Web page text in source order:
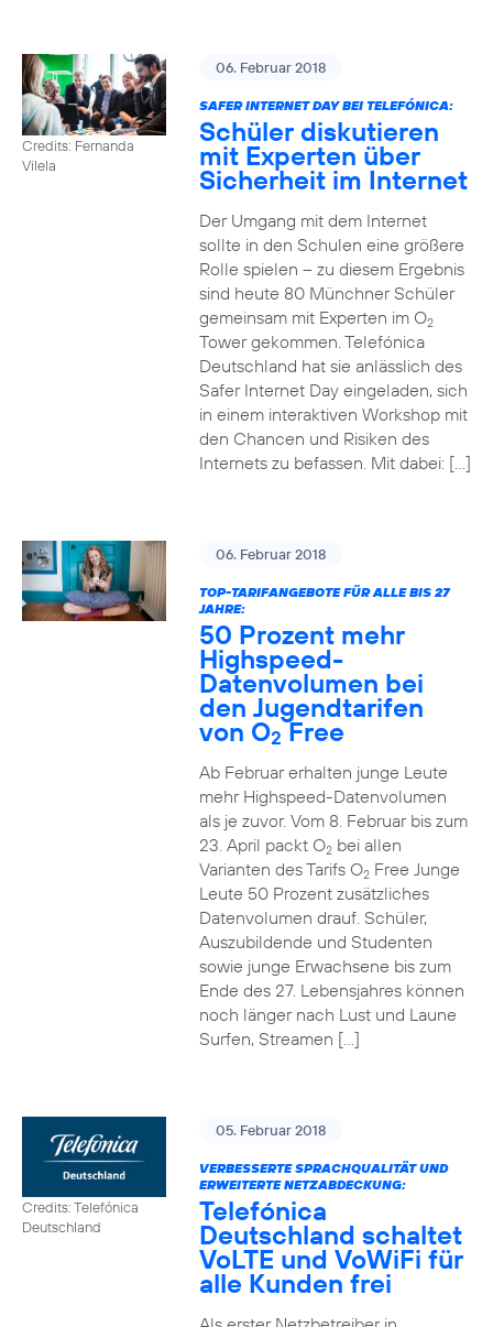
Credits: Fernanda
Vilela
06. Februar 2018
SAFER INTERNET DAY BEI TELEFÓNICA:
Schüler diskutieren
mit Experten über
Sicherheit im Internet
Der Umgang mit dem Internet
sollte in den Schulen eine größere
Rolle spielen – zu diesem Ergebnis
sind heute 80 Münchner Schüler
gemeinsam mit Experten im O2
Tower gekommen. Telefónica
Deutschland hat sie anlässlich des
Safer Internet Day eingeladen, sich
in einem interaktiven Workshop mit
den Chancen und Risiken des
Internets zu befassen. Mit dabei: […]
06. Februar 2018
TOP-TARIFANGEBOTE FÜR ALLE BIS 27
JAHRE:
50 Prozent mehr
Highspeed-
Datenvolumen bei
den Jugendtarifen
von O2Free
Ab Februar erhalten junge Leute
mehr Highspeed-Datenvolumen
als je zuvor. Vom 8. Februar bis zum
23. April packt O2bei allen
Varianten des Tarifs O2Free Junge
Leute 50 Prozent zusätzliches
Datenvolumen drauf. Schüler,
Auszubildende und Studenten
sowie junge Erwachsene bis zum
Ende des 27. Lebensjahres können
noch länger nach Lust und Laune
Surfen, Streamen […]
Credits: Telefónica
Deutschland
05. Februar 2018
VERBESSERTE SPRACHQUALITÄT UND
ERWEITERTE NETZABDECKUNG:
Telefónica
Deutschland schaltet
VoLTE und VoWiFi für
alle Kunden frei